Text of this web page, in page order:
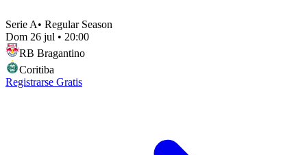
Serie A• Regular Season
Dom 26 jul • 20:00
RB Bragantino
Coritiba
Registrarse Gratis